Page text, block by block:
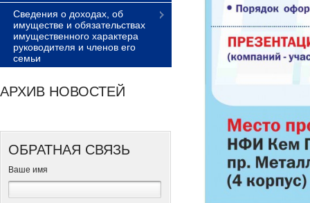
Сведения о доходах, об
имуществе и обязательствах
имущественного характера
руководителя и членов его
семьи
АРХИВ НОВОСТЕЙ
ОБРАТНАЯ СВЯЗЬ
Ваше имя